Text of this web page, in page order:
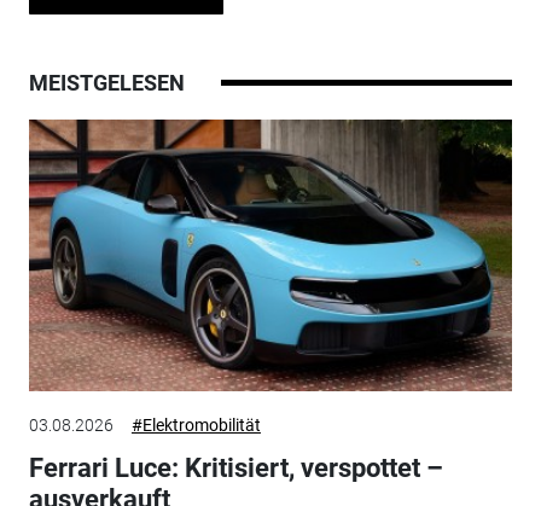
MEISTGELESEN
03.08.2026 #Elektromobilität
Ferrari Luce: Kritisiert, verspottet –
ausverkauft